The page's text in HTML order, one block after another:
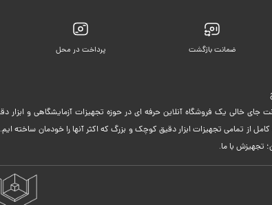
ضمانت بازگشت پرداخت در محل
جای خالی یک فروشگاه آنلاین حرفه ای در حوزه تجهیزات آزمایشگاهی و
از تمامی تجهیزات ابزار دقیق کوچک و بزرگ که اکثر آنها را خودمان ساخته
تجهیزش با ما.